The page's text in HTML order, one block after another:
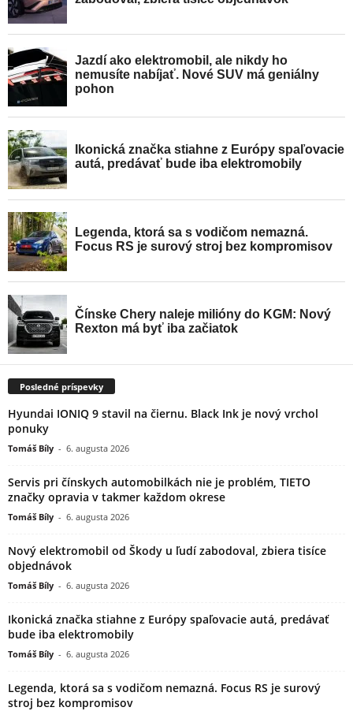
Posledné príspevky
Hyundai IONIQ 9 stavil na čiernu. Black Ink je nový vrchol
ponuky
Tomáš Bíly - 6. augusta 2026
Servis pri čínskych automobilkách nie je problém, TIETO
značky opravia v takmer každom okrese
Tomáš Bíly - 6. augusta 2026
Nový elektromobil od Škody u ľudí zabodoval, zbiera tisíce
objednávok
Tomáš Bíly - 6. augusta 2026
Ikonická značka stiahne z Európy spaľovacie autá, predávať
bude iba elektromobily
Tomáš Bíly - 6. augusta 2026
Legenda, ktorá sa s vodičom nemazná. Focus RS je surový
stroj bez kompromisov